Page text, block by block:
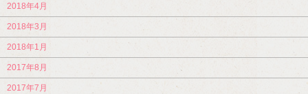
2018年4月
2018年3月
2018年1月
2017年8月
2017年7月